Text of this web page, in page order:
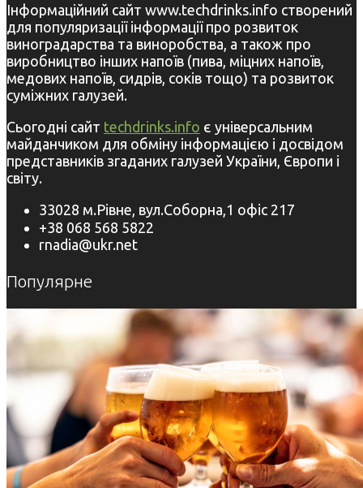
Інформаційний сайт www.techdrinks.info створений
для популяризації інформації про розвиток
виноградарства та виноробства, а також про
виробництво інших напоїв (пива, міцних напоїв,
медових напоїв, сидрів, соків тощо) та розвиток
суміжних галузей.
Сьогодні сайт techdrinks.info є універсальним
майданчиком для обміну інформацією і досвідом
представників згаданих галузей України, Європи і
світу.
33028 м.Рівне, вул.Соборна,1 офіс 217
+38 068 568 5822
rnadia@ukr.net
Популярне